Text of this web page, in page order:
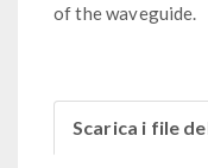
of the waveguide.
Scarica i file